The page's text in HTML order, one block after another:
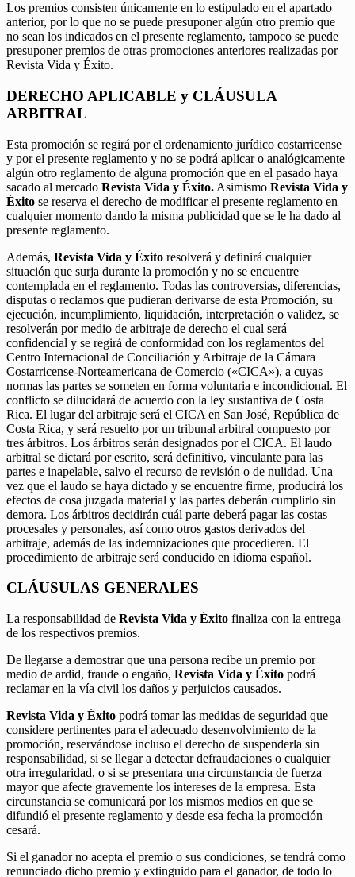
Los premios consisten únicamente en lo estipulado en el apartado
anterior, por lo que no se puede presuponer algún otro premio que
no sean los indicados en el presente reglamento, tampoco se puede
presuponer premios de otras promociones anteriores realizadas por
Revista Vida y Éxito.
DERECHO APLICABLE y CLÁUSULA
ARBITRAL
Esta promoción se regirá por el ordenamiento jurídico costarricense
y por el presente reglamento y no se podrá aplicar o analógicamente
algún otro reglamento de alguna promoción que en el pasado haya
sacado al mercado Revista Vida y Éxito. Asimismo Revista Vida y
Éxito se reserva el derecho de modificar el presente reglamento en
cualquier momento dando la misma publicidad que se le ha dado al
presente reglamento.
Además, Revista Vida y Éxito resolverá y definirá cualquier
situación que surja durante la promoción y no se encuentre
contemplada en el reglamento. Todas las controversias, diferencias,
disputas o reclamos que pudieran derivarse de esta Promoción, su
ejecución, incumplimiento, liquidación, interpretación o validez, se
resolverán por medio de arbitraje de derecho el cual será
confidencial y se regirá de conformidad con los reglamentos del
Centro Internacional de Conciliación y Arbitraje de la Cámara
Costarricense-Norteamericana de Comercio («CICA»), a cuyas
normas las partes se someten en forma voluntaria e incondicional. El
conflicto se dilucidará de acuerdo con la ley sustantiva de Costa
Rica. El lugar del arbitraje será el CICA en San José, República de
Costa Rica, y será resuelto por un tribunal arbitral compuesto por
tres árbitros. Los árbitros serán designados por el CICA. El laudo
arbitral se dictará por escrito, será definitivo, vinculante para las
partes e inapelable, salvo el recurso de revisión o de nulidad. Una
vez que el laudo se haya dictado y se encuentre firme, producirá los
efectos de cosa juzgada material y las partes deberán cumplirlo sin
demora. Los árbitros decidirán cuál parte deberá pagar las costas
procesales y personales, así como otros gastos derivados del
arbitraje, además de las indemnizaciones que procedieren. El
procedimiento de arbitraje será conducido en idioma español.
CLÁUSULAS GENERALES
La responsabilidad de Revista Vida y Éxito finaliza con la entrega
de los respectivos premios.
De llegarse a demostrar que una persona recibe un premio por
medio de ardid, fraude o engaño, Revista Vida y Éxito podrá
reclamar en la vía civil los daños y perjuicios causados.
Revista Vida y Éxito podrá tomar las medidas de seguridad que
considere pertinentes para el adecuado desenvolvimiento de la
promoción, reservándose incluso el derecho de suspenderla sin
responsabilidad, si se llegar a detectar defraudaciones o cualquier
otra irregularidad, o si se presentara una circunstancia de fuerza
mayor que afecte gravemente los intereses de la empresa. Esta
circunstancia se comunicará por los mismos medios en que se
difundió el presente reglamento y desde esa fecha la promoción
cesará.
Si el ganador no acepta el premio o sus condiciones, se tendrá como
renunciado dicho premio y extinguido para el ganador, de todo lo